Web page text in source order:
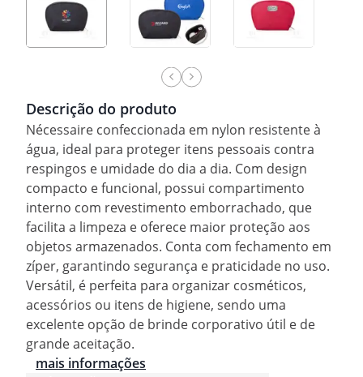
Descrição do produto
Nécessaire confeccionada em nylon resistente à
água, ideal para proteger itens pessoais contra
respingos e umidade do dia a dia. Com design
compacto e funcional, possui compartimento
interno com revestimento emborrachado, que
facilita a limpeza e oferece maior proteção aos
objetos armazenados. Conta com fechamento em
zíper, garantindo segurança e praticidade no uso.
Versátil, é perfeita para organizar cosméticos,
acessórios ou itens de higiene, sendo uma
excelente opção de brinde corporativo útil e de
grande aceitação.
mais informações